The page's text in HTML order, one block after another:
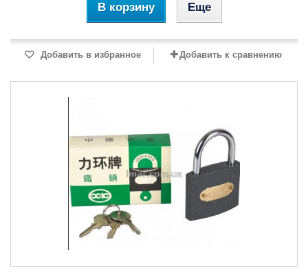
В корзину Еще
Добавить в избранное Добавить к сравнению